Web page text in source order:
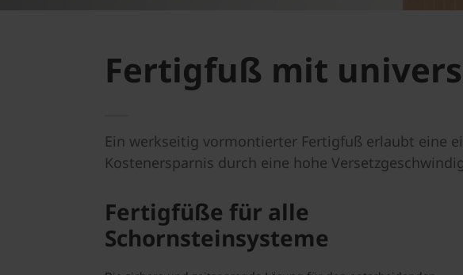
Fertigfuß mit
Ein werkseitig vormontierter Fertigfuß erlaubt eine
Kostenersparnis durch eine hohe
Fertigfüße für alle
Schornsteinsysteme